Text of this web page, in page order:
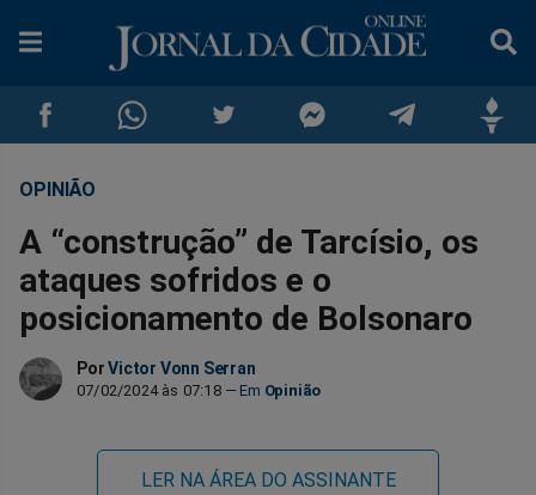
Compartilhar
no
Facebook
Compartilhar
no
Whatsapp
no
Twitter
no
Messenger
no
Telegram
no
Gettr
OPINIÃO
A “construção” de Tarcísio, os
ataques sofridos e o
posicionamento de Bolsonaro
Por Victor Vonn Serran
07/02/2024 às 07:18 Opinião
LER NA ÁREA DO ASSINANTE